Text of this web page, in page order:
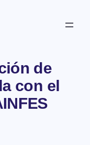
de
con el